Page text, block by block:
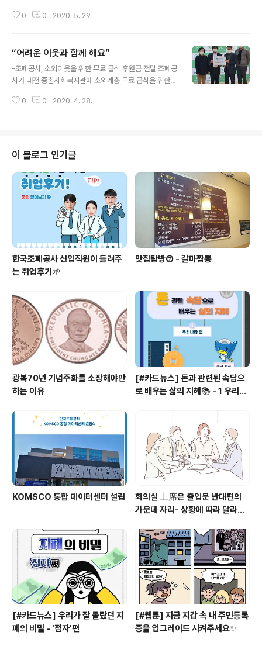
헌혈증’ 215장과 후원금 500만원을 기증했습니다! 조폐
와 업무협약을 맺어 매년 정기적으로 헌혈을 실시하고 있
습니다. 지난 2월에 코로나19 확산으로 인한 혈액 수급난
극복을 돕기 위해 많은 임직원들이 헌혈에 참여한 것을 기
눔을 지속적으로 실천하고 있답니다! 앞으로도 지켜봐주세
0 0 2020. 5. 29.
“어려운 이웃과 함께 해요”
-조폐공사, 소외이웃을 위한 무료 급식 후원금 전달 조폐공
사가 대전 중촌사회복지관에 소외계층 무료 급식을 위한
코로나19 바이러스 확산 위험을 방지하기 위해 무료급식
을 전달했답니다. 중촌사회복지관은 소외계층을 위한 다양
한 복지서비스를 제공하고 있으며, 조폐공사는 2009년 중
촌복지관과 인연을 맺은 이후 꾸준한 지원 활동을 이어오
고 있습니다.
0 0 2020. 4. 28.
이 블로그 인기글
한국조폐공사 신입직원이 들려주
는 취업후기🌱
맛집탐방⑦ - 갈마짬뽕
광복70년 기념주화를 소장해야만
하는 이유
[#카드뉴스] 돈과 관련된 속담으
로 배우는 삶의 지혜📚 - 1 우리나
KOMSCO 통합 데이터센터 설립
회의실 上席은 출입문 반대편의
가운데 자리- 상황에 따라 달라지
[#카드뉴스] 우리가 잘 몰랐던 지
폐의 비밀 - '점자'편
[#웹툰] 지금 지갑 속 내 주민등록
증을 업그레이드 시켜주세요✨